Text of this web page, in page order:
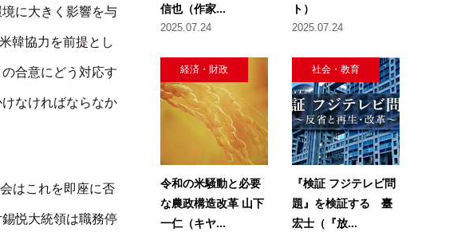
に大きく影響を与
韓協力を前提とし
合意にどう対応す
なければならなか
はこれを即座に否
悦大統領は職務停
信也（作家...
2025.07.24
ト）
2025.07.24
経済・財政
令和の米騒動と必要
な農政構造改革 山下
一仁（キヤ...
社会・教育
『検証 フジテレビ問
題』を検証する 臺
宏士（『放...